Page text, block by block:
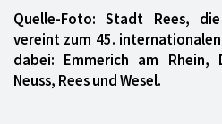
Quelle-Foto: Stadt Rees,
vereint zum 45.
dabei: Emmerich am Rhein,
Neuss, Rees und Wesel.